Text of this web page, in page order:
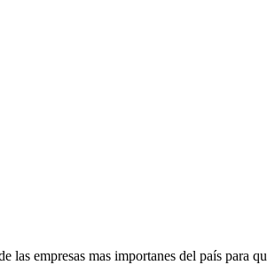
las empresas mas importanes del país para